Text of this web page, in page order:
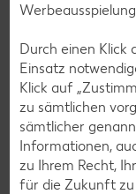
Glutenfreie
Wer auf Gluten
Vielfalt und
mit unseren
die nicht nur
Durch einen Klick
Einsatz
Klick auf
zu sämtlichen
sämtlicher
Informationen,
zu Ihrem Recht,
für die Zukunft zu